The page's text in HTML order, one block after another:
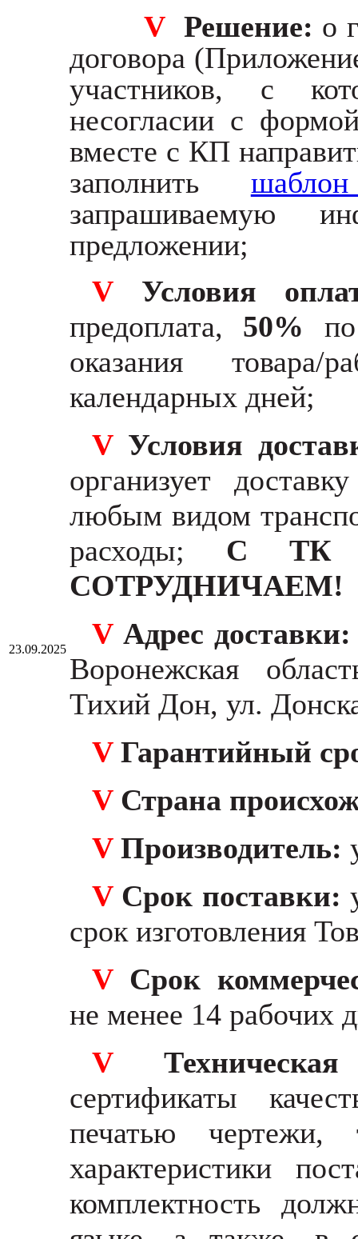
23.09.2025
V Решение: о
договора
участников, с
несогласии с
вместе с КП
заполнить
запрашиваемую
предложении;
V
Условия
предоплата, 50%
оказания
календарных дней;
V Условия
организует
любым видом
расходы; С ТК
СОТРУДНИЧАЕМ!
V Адрес
Воронежская
Тихий Дон, ул.
V Гарантийный
V Страна
V Производитель:
V Срок поставки:
срок изготовления
V Срок
не менее 14 рабочих
V
сертификаты
печатью чертежи,
характеристики
комплектность